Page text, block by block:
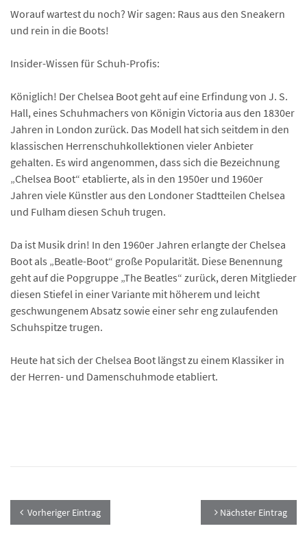
Worauf wartest du noch? Wir sagen: Raus aus den Sneakern
und rein in die Boots!
Insider-Wissen für Schuh-Profis:
Königlich! Der Chelsea Boot geht auf eine Erfindung von J. S.
Hall, eines Schuhmachers von Königin Victoria aus den 1830er
Jahren in London zurück. Das Modell hat sich seitdem in den
klassischen Herrenschuhkollektionen vieler Anbieter
gehalten. Es wird angenommen, dass sich die Bezeichnung
„Chelsea Boot“ etablierte, als in den 1950er und 1960er
Jahren viele Künstler aus den Londoner Stadtteilen Chelsea
und Fulham diesen Schuh trugen.
Da ist Musik drin! In den 1960er Jahren erlangte der Chelsea
Boot als „Beatle-Boot“ große Popularität. Diese Benennung
geht auf die Popgruppe „The Beatles“ zurück, deren Mitglieder
diesen Stiefel in einer Variante mit höherem und leicht
geschwungenem Absatz sowie einer sehr eng zulaufenden
Schuhspitze trugen.
Heute hat sich der Chelsea Boot längst zu einem Klassiker in
der Herren- und Damenschuhmode etabliert.
Vorheriger Eintrag Nächster Eintrag